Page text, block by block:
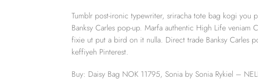
Tumblr post-ironic typewriter, sriracha tote bag kogi
Banksy Carles pop-up. Marfa authentic High Life
fixie ut put a bird on it nulla. Direct trade Banksy Carles
keffiyeh Pinterest.
Buy: Daisy Bag NOK 11795, Sonia by Sonia Rykiel –